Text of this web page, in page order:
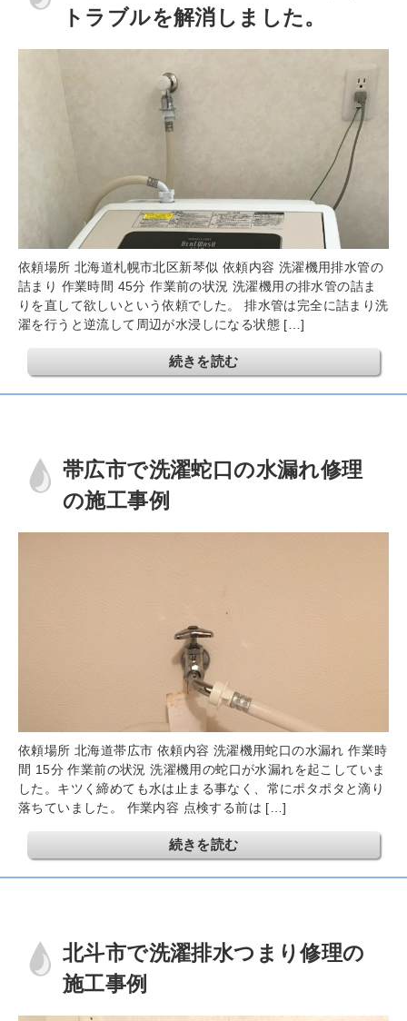
トラブルを解消しました。
依頼場所 北海道札幌市北区新琴似 依頼内容 洗濯機用排水管の
詰まり 作業時間 45分 作業前の状況 洗濯機用の排水管の詰ま
りを直して欲しいという依頼でした。 排水管は完全に詰まり洗
濯を行うと逆流して周辺が水浸しになる状態 […]
続きを読む
帯広市で洗濯蛇口の水漏れ修理
の施工事例
依頼場所 北海道帯広市 依頼内容 洗濯機用蛇口の水漏れ 作業時
間 15分 作業前の状況 洗濯機用の蛇口が水漏れを起こしていま
した。キツく締めても水は止まる事なく、常にポタポタと滴り
落ちていました。 作業内容 点検する前は […]
続きを読む
北斗市で洗濯排水つまり修理の
施工事例